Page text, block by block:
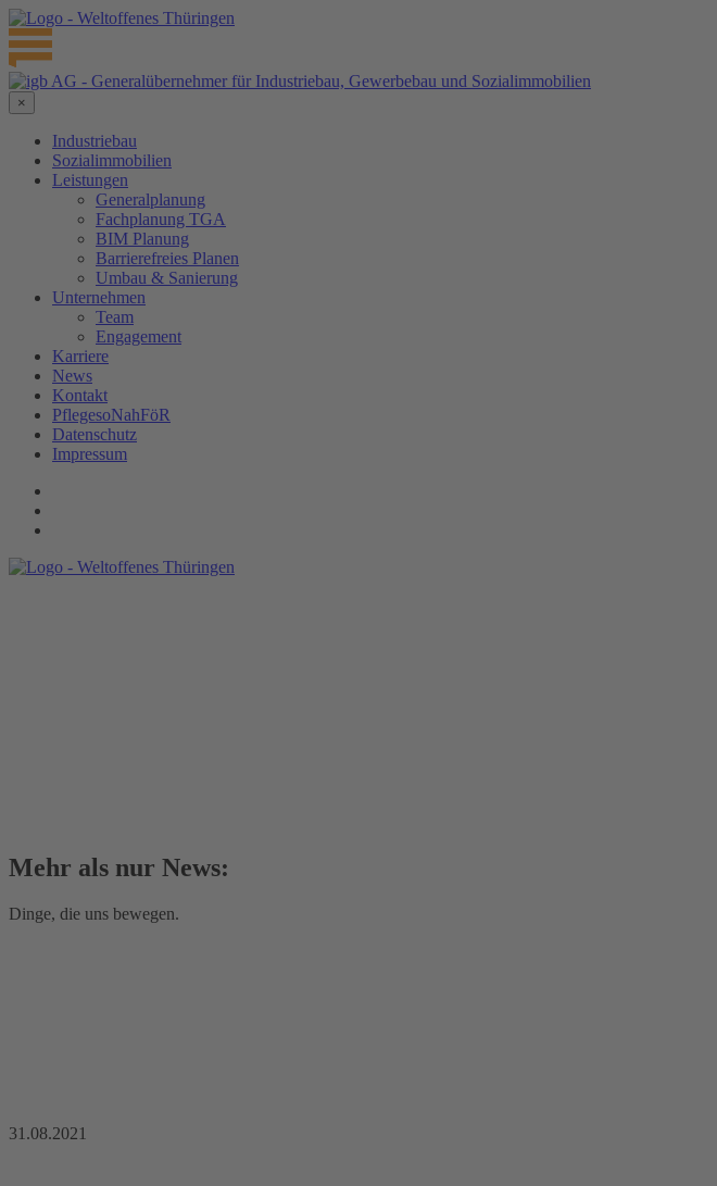
×
Industriebau
Sozialimmobilien
Leistungen
Generalplanung
Fachplanung TGA
BIM Planung
Barrierefreies Planen
Umbau & Sanierung
Unternehmen
Team
Engagement
Karriere
News
Kontakt
PflegesoNahFöR
Datenschutz
Impressum
Mehr als nur News:
Dinge, die uns bewegen.
31.08.2021